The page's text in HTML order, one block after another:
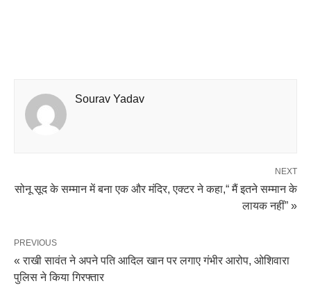
Sourav Yadav
NEXT
सोनू सूद के सम्मान में बना एक और मंदिर, एक्टर ने कहा,“ मैं इतने सम्मान के
लायक नहीं” »
PREVIOUS
« राखी सावंत ने अपने पति आदिल खान पर लगाए गंभीर आरोप, ओशिवारा
पुलिस ने किया गिरफ्तार